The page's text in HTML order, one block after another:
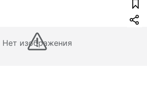
Нет изображения